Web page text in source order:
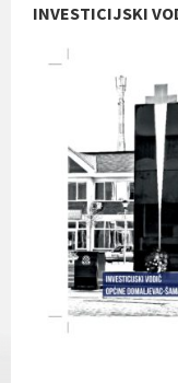
INVESTICIJSKI